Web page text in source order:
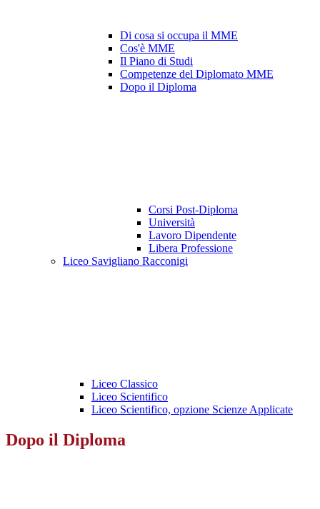
Di cosa si occupa il MME
Cos'è MME
Il Piano di Studi
Competenze del Diplomato MME
Dopo il Diploma
Corsi Post-Diploma
Università
Lavoro Dipendente
Libera Professione
Liceo Savigliano Racconigi
Liceo Classico
Liceo Scientifico
Liceo Scientifico, opzione Scienze Applicate
Dopo il Diploma